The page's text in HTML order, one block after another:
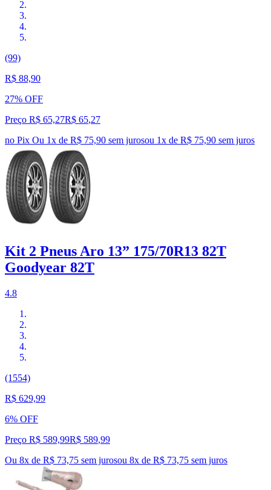
(99)
R$ 88,90
27% OFF
Preço R$ 65,27R$ 65,27
no Pix Ou 1x de R$ 75,90 sem jurosou 1x de R$ 75,90 sem juros
Kit 2 Pneus Aro 13” 175/70R13 82T
Goodyear 82T
4.8
(1554)
R$ 629,99
6% OFF
Preço R$ 589,99R$ 589,99
Ou 8x de R$ 73,75 sem jurosou 8x de R$ 73,75 sem juros